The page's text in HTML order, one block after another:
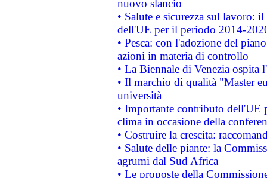
nuovo slancio
• Salute e sicurezza sul lavoro:
dell'UE per il periodo 2014-
• Pesca: con l'adozione del
azioni in materia di controllo
• La Biennale di Venezia ospita
• Il marchio di qualità "Master
università
• Importante contributo dell'UE
clima in occasione della
• Costruire la crescita:
• Salute delle piante: la
agrumi dal Sud Africa
• Le proposte della